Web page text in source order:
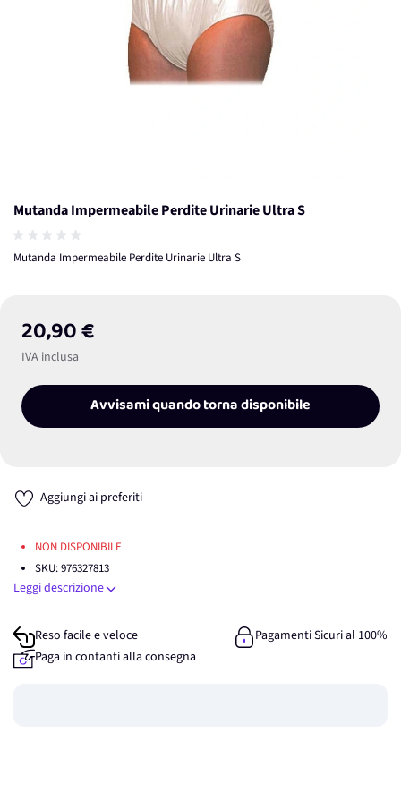
Mutanda Impermeabile Perdite Urinarie Ultra S
Mutanda Impermeabile Perdite Urinarie Ultra S
20,90 €
IVA inclusa
Avvisami quando torna disponibile
Aggiungi ai preferiti
NON DISPONIBILE
SKU:976327813
Leggi descrizione
Reso facile e veloce
Pagamenti Sicuri al 100%
Paga in contanti alla consegna